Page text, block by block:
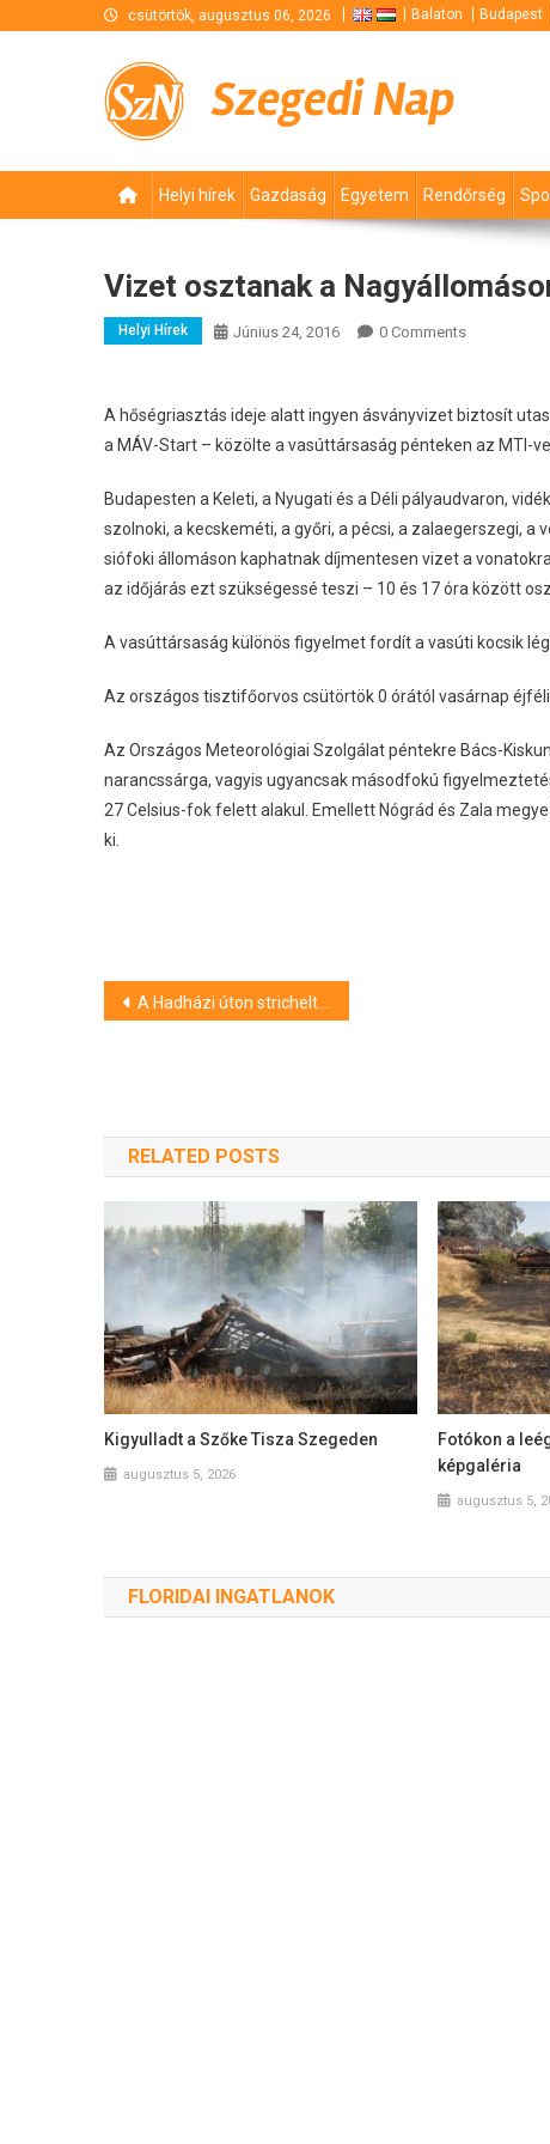
csütörtök, augusztus 06, 2026 Balaton Budapest
Szegedi Nap
Helyi hírek Gazdaság Egyetem Rendőrség
Vizet osztanak a
Helyi Hírek Június 24, 2016 0 Comments
A hőségriasztás ideje alatt ingyen ásványvizet biztosít
a MÁV-Start – közölte a vasúttársaság pénteken az MTI-vel.
Budapesten a Keleti, a Nyugati és a Déli pályaudvaron,
szolnoki, a kecskeméti, a győri, a pécsi, a zalaegerszegi, a
siófoki állomáson kaphatnak díjmentesen vizet a
az időjárás ezt szükségessé teszi – 10 és 17 óra között
A vasúttársaság különös figyelmet fordít a vasúti kocsik
Az országos tisztifőorvos csütörtök 0 órától vasárnap
Az Országos Meteorológiai Szolgálat péntekre Bács-
narancssárga, vagyis ugyancsak másodfokú
27 Celsius-fok felett alakul. Emellett Nógrád és Zala
ki.
Bejegyzés
A Hadházi úton strichelt a bökönyi pillangó
RELATED POSTS
Kigyulladt a Szőke Tisza Szegeden
augusztus 5, 2026
Fotókon a
képgaléria
augusztus 5,
FLORIDAI INGATLANOK